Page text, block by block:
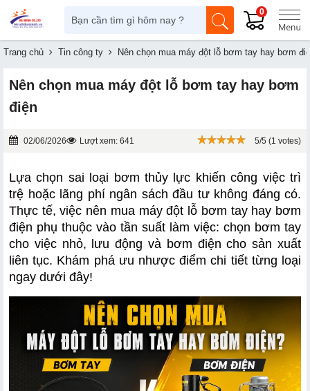
0
Trang chủ Tin công ty Nên chọn mua máy đột lỗ bơm tay hay bơm
Nên chọn mua máy đột lỗ bơm tay hay bơm
điện
02/06/2026 Lượt xem: 641 5/5 (1 votes)
Lựa chọn sai loại bơm thủy lực khiến công việc trì
trệ hoặc lãng phí ngân sách đầu tư không đáng có.
Thực tế, việc nên mua máy đột lỗ bơm tay hay bơm
điện phụ thuộc vào tần suất làm việc: chọn bơm tay
cho việc nhỏ, lưu động và bơm điện cho sản xuất
liên tục. Khám phá ưu nhược điểm chi tiết từng loại
ngay dưới đây!